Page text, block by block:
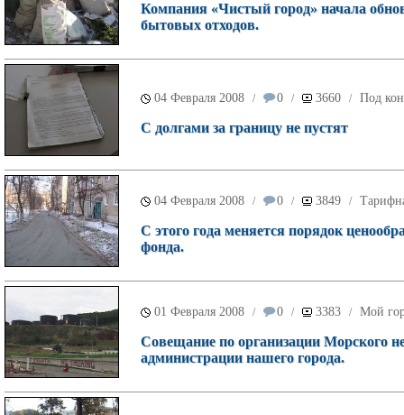
Компания «Чистый город» начала
бытовых отходов.
04 Февраля 2008 / 0 / 3660 / Под
С долгами за границу не пустят
04 Февраля 2008 / 0 / 3849 /
С этого года меняется порядок
фонда.
01 Февраля 2008 / 0 / 3383 / Мой
Совещание по организации Морского
администрации нашего города.